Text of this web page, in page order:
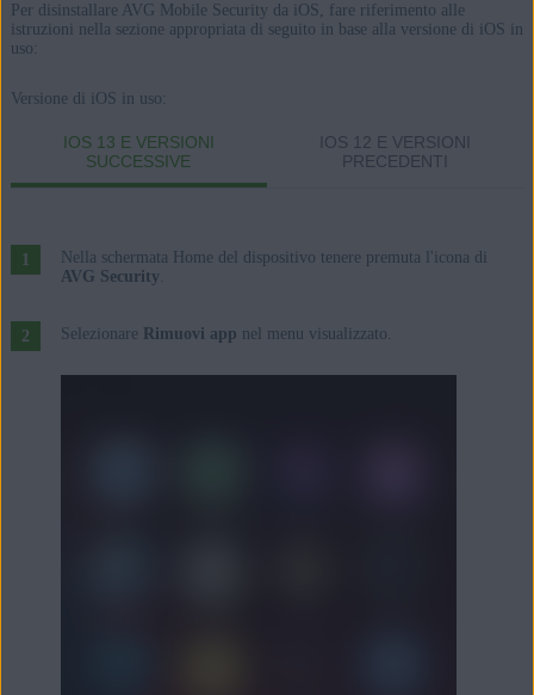
AVG Mobile Security 2.x per iOS
Sistemi operativi:
Apple iOS 13.0 o versione successiva
Per disinstallare AVG Mobile Security da iOS, fare riferimento alle
istruzioni nella sezione appropriata di seguito in base alla versione di iOS in
uso:
Versione di iOS in uso:
IOS 13 E VERSIONI
SUCCESSIVE
IOS 12 E VERSIONI
PRECEDENTI
Nella schermata Home del dispositivo tenere premuta l'icona di
AVG Security.
Selezionare Rimuovi app nel menu visualizzato.